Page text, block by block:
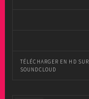
TÉLÉCHARGER EN HD SUR
SOUNDCLOUD